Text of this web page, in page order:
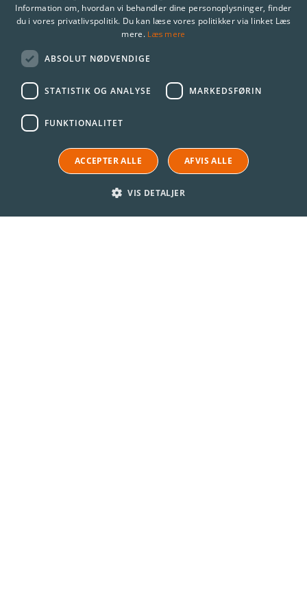
Information om, hvordan vi behandler dine personoplysninger, finder
du i vores privatlivspolitik. Du kan læse vores politikker via linket Læs
mere. Læs mere
ABSOLUT NØDVENDIGE
STATISTIK OG ANALYSE MARKEDSFØRIN
FUNKTIONALITET
ACCEPTER ALLE AFVIS ALLE
VIS DETALJER